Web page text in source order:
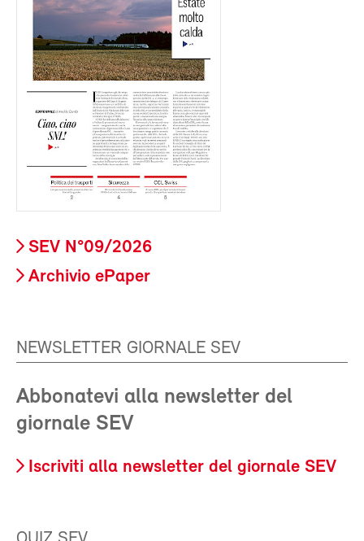
SEV N°09/2026
Archivio ePaper
NEWSLETTER GIORNALE SEV
Abbonatevi alla newsletter del
giornale SEV
Iscriviti alla newsletter del giornale SEV